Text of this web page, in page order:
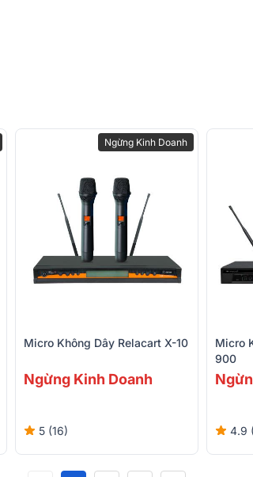
Ngừng Kinh Doanh
Micro Không Dây Relacart X-10
Ngừng Kinh Doanh
5 (16)
Micro
900
4.9